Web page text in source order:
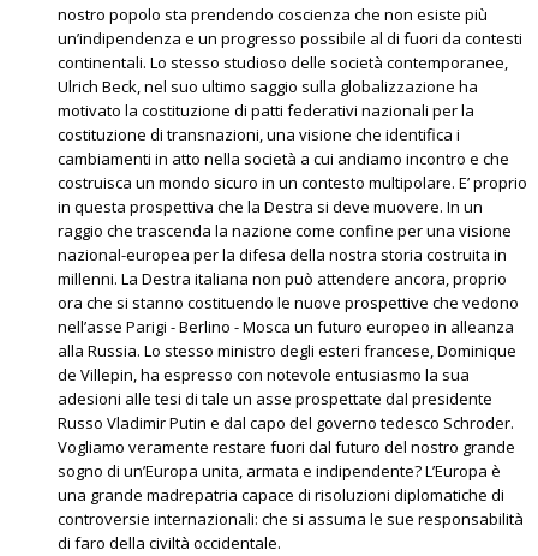
nostro popolo sta prendendo coscienza che non esiste più
un’indipendenza e un progresso possibile al di fuori da contesti
continentali. Lo stesso studioso delle società contemporanee,
Ulrich Beck, nel suo ultimo saggio sulla globalizzazione ha
motivato la costituzione di patti federativi nazionali per la
costituzione di transnazioni, una visione che identifica i
cambiamenti in atto nella società a cui andiamo incontro e che
costruisca un mondo sicuro in un contesto multipolare. E’ proprio
in questa prospettiva che la Destra si deve muovere. In un
raggio che trascenda la nazione come confine per una visione
nazional-europea per la difesa della nostra storia costruita in
millenni. La Destra italiana non può attendere ancora, proprio
ora che si stanno costituendo le nuove prospettive che vedono
nell’asse Parigi - Berlino - Mosca un futuro europeo in alleanza
alla Russia. Lo stesso ministro degli esteri francese, Dominique
de Villepin, ha espresso con notevole entusiasmo la sua
adesioni alle tesi di tale un asse prospettate dal presidente
Russo Vladimir Putin e dal capo del governo tedesco Schroder.
Vogliamo veramente restare fuori dal futuro del nostro grande
sogno di un’Europa unita, armata e indipendente? L’Europa è
una grande madrepatria capace di risoluzioni diplomatiche di
controversie internazionali: che si assuma le sue responsabilità
di faro della civiltà occidentale.